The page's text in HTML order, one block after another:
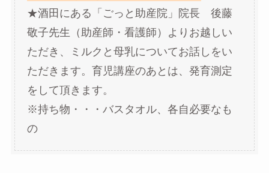
★酒田にある「ごっと助産院」院長 後藤
敬子先生（助産師・看護師）よりお越しい
ただき、ミルクと母乳についてお話しをい
ただきます。育児講座のあとは、発育測定
をして頂きます。
※持ち物・・・バスタオル、各自必要なも
の